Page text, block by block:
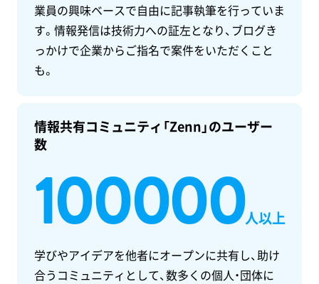
業員の興味ベースで自由に記事執筆を行っていま
す。情報発信は技術力への証左となり、ブログき
っかけで企業からご指名で案件をいただくこと
も。
情報共有コミュニティ「Zenn」のユーザー
数
100000人以上
学びやアイデアを他者にオープンに共有し、助け
合うコミュニティとして、数多くの個人・団体に